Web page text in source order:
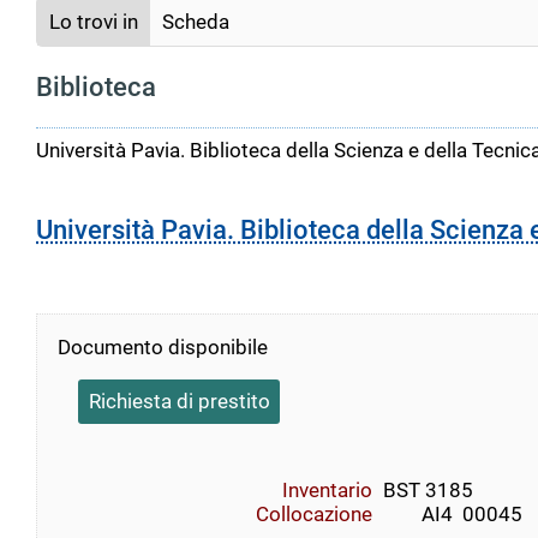
Lo trovi in Scheda
Biblioteca
Università Pavia. Biblioteca della Scienza e della
Università Pavia. Biblioteca della Scienza
Documento disponibile
Richiesta di prestito
Inventario BST 3185
Collocazione
        AI4  00045